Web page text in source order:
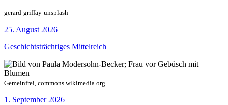
gerard-griffay-unsplash
25. August 2026
Geschichtsträchtiges Mittelreich
Gemeinfrei, commons.wikimedia.org
1. September 2026